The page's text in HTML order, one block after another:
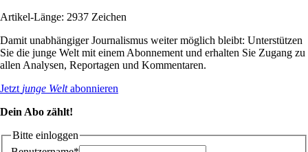
Artikel-Länge: 2937 Zeichen
Damit unabhängiger Journalismus weiter möglich bleibt: Unterstützen
Sie die junge Welt mit einem Abonnement und erhalten Sie Zugang zu
allen Analysen, Reportagen und Kommentaren.
Jetzt junge Weltabonnieren
Dein Abo zählt!
Bitte einloggen